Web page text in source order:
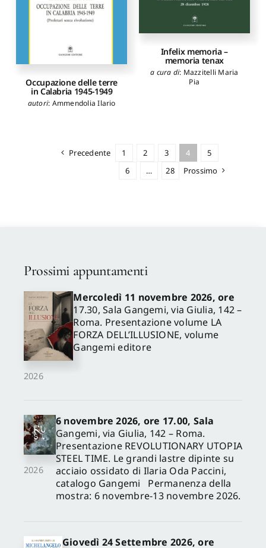
Occupazione delle terre
in Calabria 1945-1949
autori: Ammendolia Ilario
Infelix memoria –
memoria tenax
a cura di: Mazzitelli Maria
Pia
Precedente 1 2 3 4
5
6
… 28 Prossimo
Prossimi appuntamenti
2026
Mercoledì 11 novembre 2026, ore
17.30, Sala Gangemi, via Giulia, 142 –
Roma. Presentazione volume LA
FORZA DELL’ILLUSIONE, volume
Gangemi editore
2026
6 novembre 2026, ore 17.00, Sala
Gangemi, via Giulia, 142 – Roma.
Presentazione REVOLUTIONARY UTOPIA
STEEL TIME. Le grandi lastre dipinte su
acciaio ossidato di Ilaria Oda Paccini,
catalogo Gangemi Permanenza della
mostra: 6 novembre-13 novembre 2026.
Giovedì 24 Settembre 2026, ore